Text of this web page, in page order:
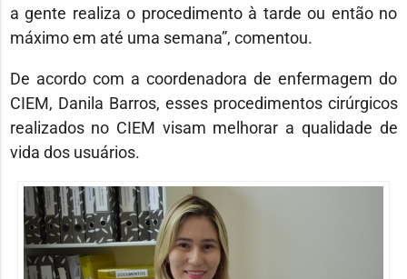
a gente realiza o procedimento à tarde ou então no
máximo em até uma semana”, comentou.
De acordo com a coordenadora de enfermagem do
CIEM, Danila Barros, esses procedimentos cirúrgicos
realizados no CIEM visam melhorar a qualidade de
vida dos usuários.